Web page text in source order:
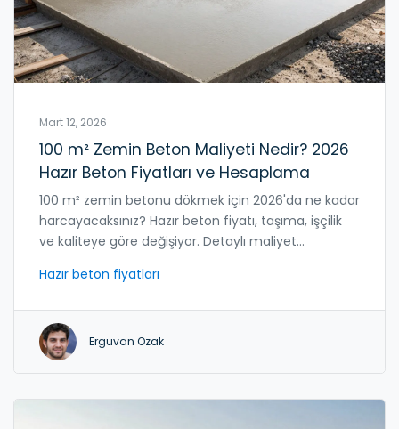
Mart 12, 2026
100 m² Zemin Beton Maliyeti Nedir? 2026
Hazır Beton Fiyatları ve Hesaplama
100 m² zemin betonu dökmek için 2026'da ne kadar
harcayacaksınız? Hazır beton fiyatı, taşıma, işçilik
ve kaliteye göre değişiyor. Detaylı maliyet
Hazır beton fiyatları
Erguvan Ozak